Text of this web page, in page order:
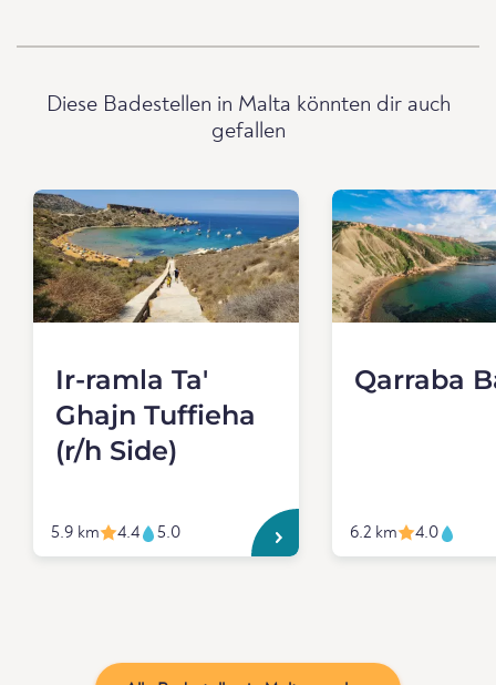
Diese Badestellen in Malta könnten dir auch
gefallen
Ir-ramla Ta'
Ghajn Tuffieha
(r/h Side)
5.9 km 4.4 5.0
Qarraba
6.2 km 4.0